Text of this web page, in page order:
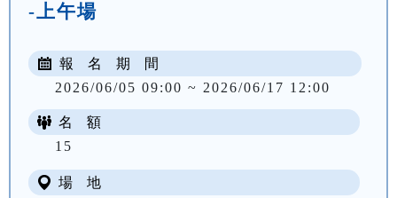
-上午場
報 名 期 間
2026/06/05 09:00 ~ 2026/06/17 12:00
名 額
15
場 地